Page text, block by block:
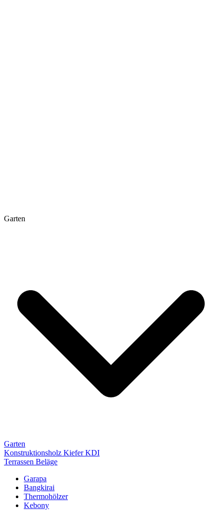
Garten
Garten
Konstruktionsholz Kiefer KDI
Terrassen Beläge
Garapa
Bangkirai
Thermohölzer
Kebony